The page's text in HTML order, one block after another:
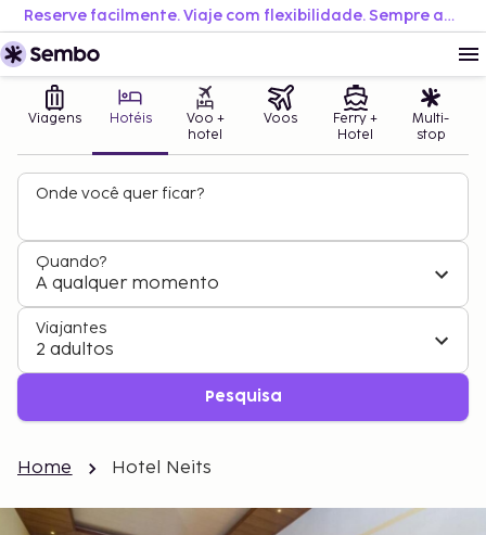
Reserve facilmente. Viaje com flexibilidade. Sempre ao melhor preço.
Viagens Hotéis
Voo +
hotel
Voos
Ferry +
Hotel
Multi-
stop
Onde você quer ficar?
Quando?
A qualquer momento
Viajantes
2 adultos
Pesquisa
Home Hotel Neits